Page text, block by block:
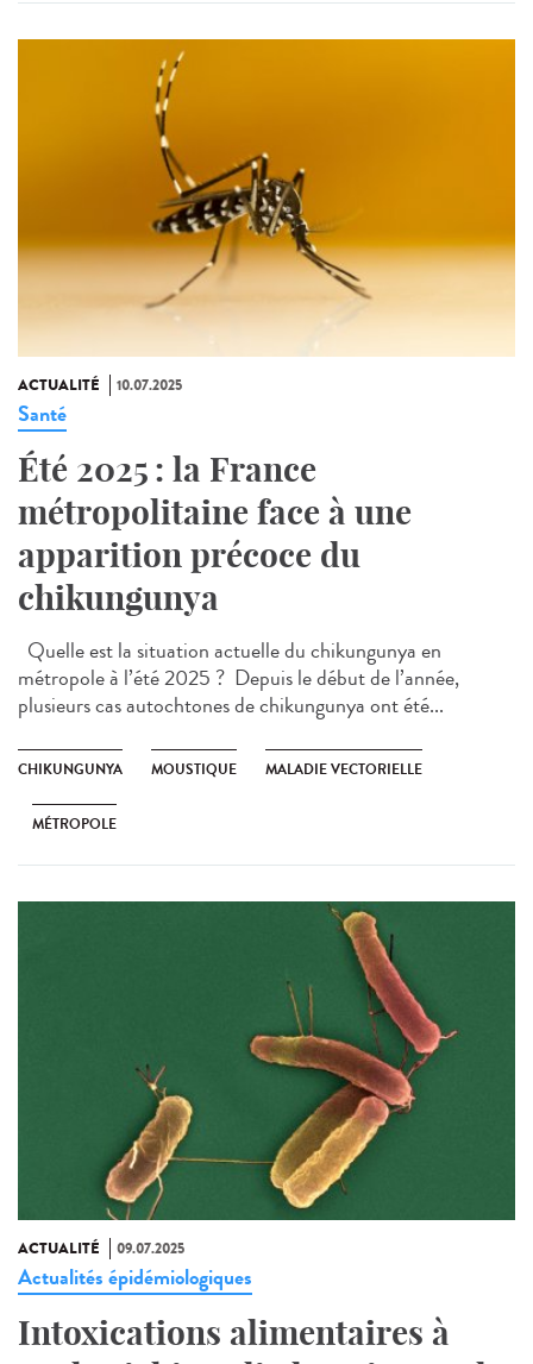
ACTUALITÉ 10.07.2025
Santé
Été 2025 : la France
métropolitaine face à une
apparition précoce du
chikungunya
Quelle est la situation actuelle du chikungunya en
métropole à l’été 2025 ? Depuis le début de l’année,
plusieurs cas autochtones de chikungunya ont été...
CHIKUNGUNYA MOUSTIQUE MALADIE VECTORIELLE
MÉTROPOLE
ACTUALITÉ 09.07.2025
Actualités épidémiologiques
Intoxications alimentaires à